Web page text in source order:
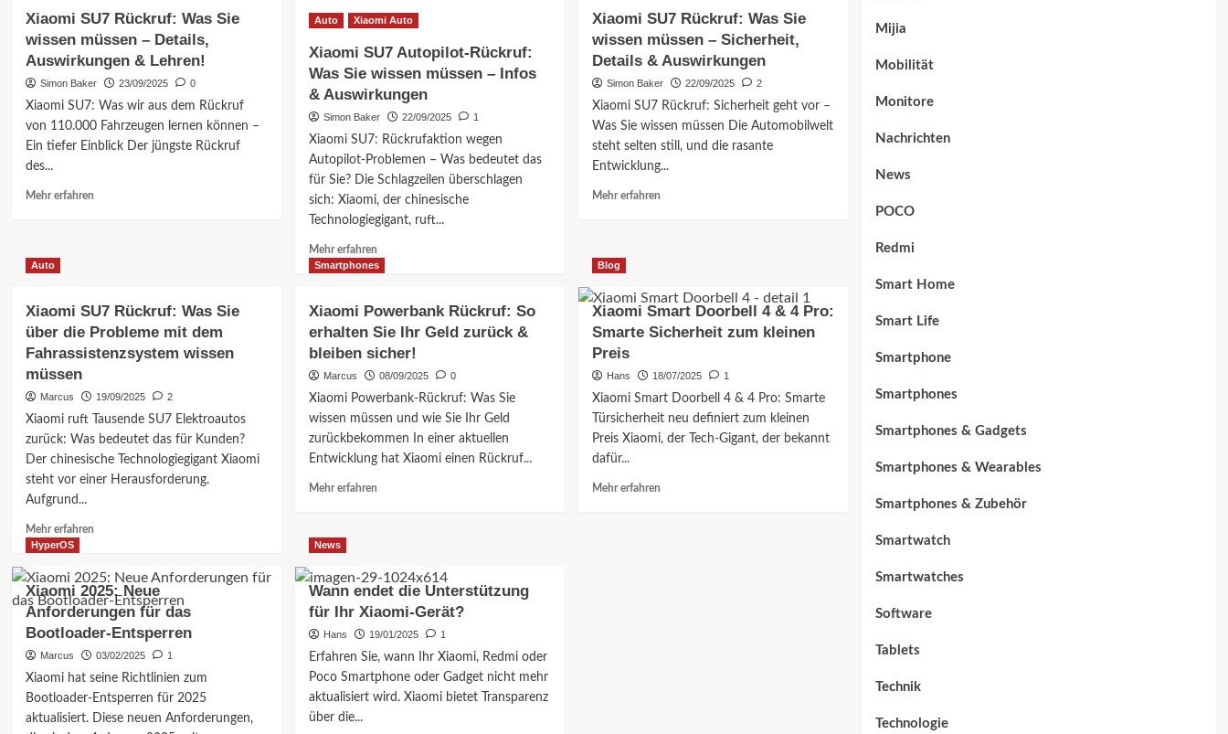
Auto:
Reaktion
auf
Berichte
autonomes
Fahren
–
Fokus!
Smart
C701
im
Test:
4K-
Farb-
Nachtsicht
&
smarte
Sicherheit
Sicherheitskameras:
Schutz
für
Ihr
passend
zu
jedem
Budget!
Xiaomi SU7 Rückruf: Was Sie
wissen müssen – Details,
Auswirkungen & Lehren!
Simon Baker 23/09/2025 0
Xiaomi SU7: Was wir aus dem Rückruf
von 110.000 Fahrzeugen lernen können –
Ein tiefer Einblick Der jüngste Rückruf
des...
Mehr erfahrenMehr
Sie
wissen
müssen
Auswirkungen
&
Lehren!
Auto Xiaomi Auto
Xiaomi SU7 Autopilot-Rückruf:
Was Sie wissen müssen – Infos
& Auswirkungen
Simon Baker 22/09/2025 1
Xiaomi SU7: Rückrufaktion wegen
Autopilot-Problemen – Was bedeutet das
für Sie? Die Schlagzeilen überschlagen
sich: Xiaomi, der chinesische
Technologiegigant, ruft...
Mehr erfahrenMehr
Informationen
SU7
Autopilot-
Rückruf:
wissen
müssen
–
Infos
Auswirkungen
Xiaomi SU7 Rückruf: Was Sie
wissen müssen – Sicherheit,
Details & Auswirkungen
Simon Baker 22/09/2025 2
Xiaomi SU7 Rückruf: Sicherheit geht vor –
Was Sie wissen müssen Die Automobilwelt
steht selten still, und die rasante
Entwicklung...
Mehr erfahren
Was
Sie
wissen
Details
&
Auswirkungen
Auto
Xiaomi SU7 Rückruf: Was Sie
über die Probleme mit dem
Fahrassistenzsystem wissen
müssen
Marcus 19/09/2025 2
Xiaomi ruft Tausende SU7 Elektroautos
zurück: Was bedeutet das für Kunden?
Der chinesische Technologiegigant Xiaomi
steht vor einer Herausforderung.
Aufgrund...
Mehr erfahrenMehr
Xiaomi
SU7
Rückruf:
Was
die
Probleme
mit
Smartphones
Xiaomi Powerbank Rückruf: So
erhalten Sie Ihr Geld zurück &
bleiben sicher!
Marcus 08/09/2025 0
Xiaomi Powerbank-Rückruf: Was Sie
wissen müssen und wie Sie Ihr Geld
zurückbekommen In einer aktuellen
Entwicklung hat Xiaomi einen Rückruf...
Mehr erfahrenMehr
Rückruf:
So
erhalten
Ihr
Geld
zurück
&
Blog
Xiaomi Smart Doorbell 4 & 4 Pro:
Smarte Sicherheit zum kleinen
Preis
Hans 18/07/2025 1
Xiaomi Smart Doorbell 4 & 4 Pro: Smarte
Türsicherheit neu definiert zum kleinen
Preis Xiaomi, der Tech-Gigant, der bekannt
dafür...
Mehr erfahren
HyperOS
Xiaomi 2025: Neue
Anforderungen für das
Bootloader-Entsperren
Marcus 03/02/2025 1
Xiaomi hat seine Richtlinien zum
Bootloader-Entsperren für 2025
aktualisiert. Diese neuen Anforderungen,
News
Wann endet die Unterstützung
für Ihr Xiaomi-Gerät?
Hans 19/01/2025 1
Erfahren Sie, wann Ihr Xiaomi, Redmi oder
Poco Smartphone oder Gadget nicht mehr
aktualisiert wird. Xiaomi bietet Transparenz
über die...
Mijia
Mobilität
Monitore
Nachrichten
News
POCO
Redmi
Smart Home
Smart Life
Smartphone
Smartphones
Smartphones & Gadgets
Smartphones & Wearables
Smartphones & Zubehör
Smartwatch
Smartwatches
Software
Tablets
Technik
Technologie